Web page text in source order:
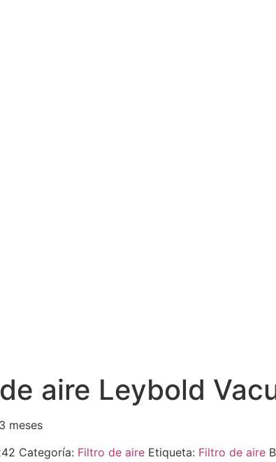
aire Leybold
meses
Categoría: Filtro de aire Etiqueta: Filtro de aire